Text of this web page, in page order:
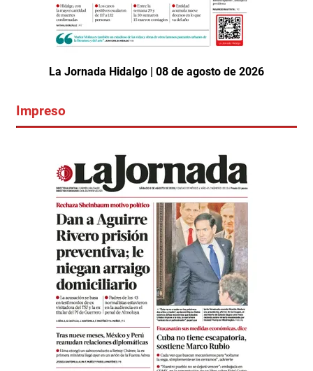
La Jornada Hidalgo | 08 de agosto de 2026
Impreso